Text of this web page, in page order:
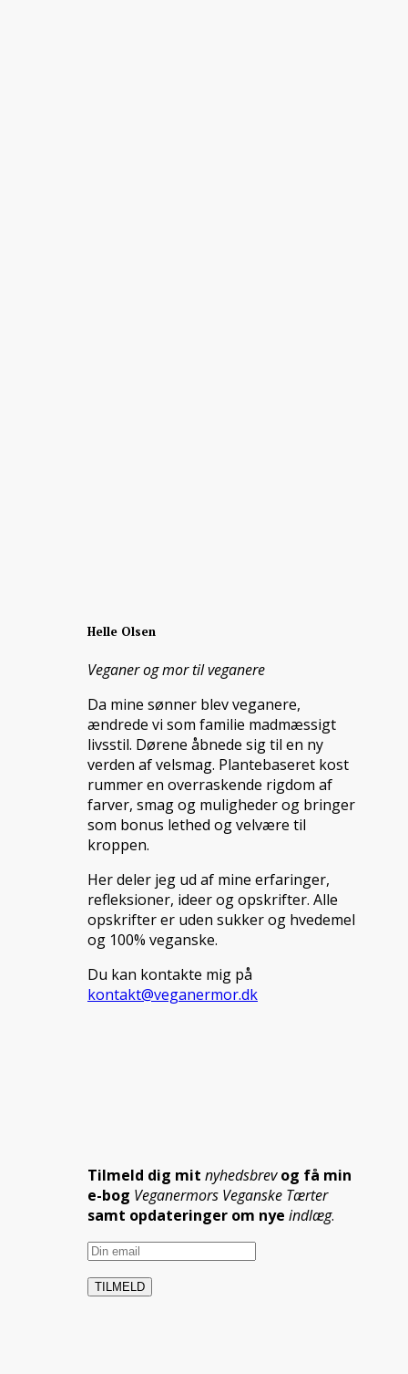
Helle Olsen
Veganer og mor til veganere
Da mine sønner blev veganere,
ændrede vi som familie madmæssigt
livsstil. Dørene åbnede sig til en ny
verden af velsmag. Plantebaseret kost
rummer en overraskende rigdom af
farver, smag og muligheder og bringer
som bonus lethed og velvære til
kroppen.
Her deler jeg ud af mine erfaringer,
refleksioner, ideer og opskrifter. Alle
opskrifter er uden sukker og hvedemel
og 100% veganske.
Du kan kontakte mig på
kontakt@veganermor.dk
Tilmeld dig mit nyhedsbrev og få min
e-bog Veganermors Veganske Tærter
samt opdateringer om nye indlæg.